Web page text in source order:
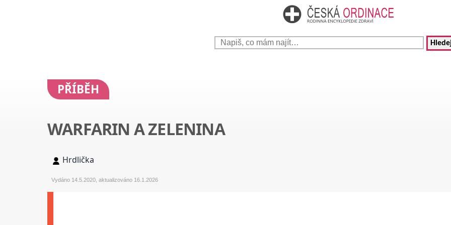
PŘÍBĚH
WARFARIN A ZELENINA
Hrdlička
Vydáno 14.5.2020, aktualizováno 16.1.2026